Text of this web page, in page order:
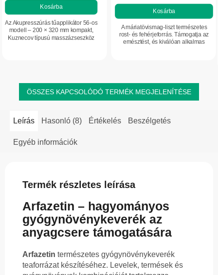
Kosárba
Az Akupresszúrás tűapplikátor 56-os
modell – 200 × 320 mm kompakt,
Kuznecov típusú masszázseszköz
Kosárba
A máriatövismag-liszt természetes
rost- és fehérjeforrás. Támogatja az
emésztést, és kiválóan alkalmas
ÖSSZES KAPCSOLÓDÓ TERMÉK MEGJELENÍTÉSE
Leírás Hasonló (8) Értékelés Beszélgetés
Egyéb információk
Termék részletes leírása
Arfazetin – hagyományos
gyógynövénykeverék az
anyagcsere támogatására
Arfazetin természetes gyógynövénykeverék
teaforrázat készítéséhez. Levelek, termések és